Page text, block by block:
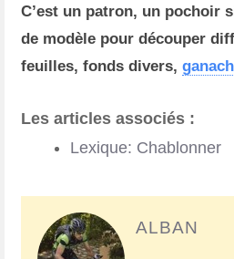
C’est un patron, un pochoir
de modèle pour découper
feuilles, fonds divers,
Les articles associés :
Lexique: Chablonner
ALBAN